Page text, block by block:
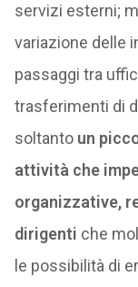
servizi esterni;
variazione delle
passaggi tra
trasferimenti di
soltanto un
attività che
organizzative,
dirigenti che
le possibilità di